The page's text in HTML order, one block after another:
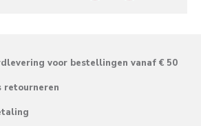
voor bestellingen vanaf € 50
retourneren